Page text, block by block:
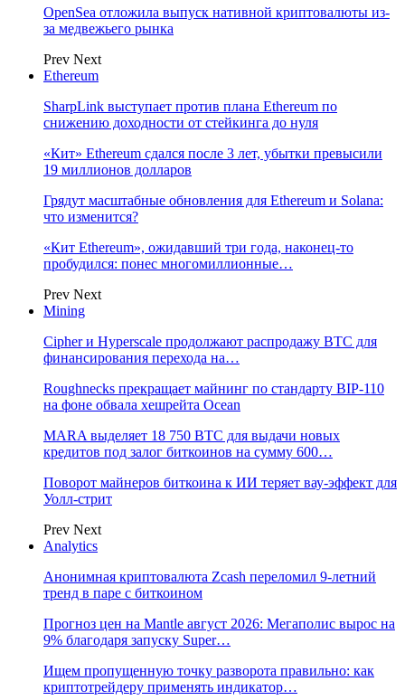
OpenSea отложила выпуск нативной криптовалюты из-
за медвежьего рынка
Prev Next
Ethereum
SharpLink выступает против плана Ethereum по
снижению доходности от стейкинга до нуля
«Кит» Ethereum сдался после 3 лет, убытки превысили
19 миллионов долларов
Грядут масштабные обновления для Ethereum и Solana:
что изменится?
«Кит Ethereum», ожидавший три года, наконец-то
пробудился: понес многомиллионные…
Prev Next
Mining
Cipher и Hyperscale продолжают распродажу BTC для
финансирования перехода на…
Roughnecks прекращает майнинг по стандарту BIP-110
на фоне обвала хешрейта Ocean
MARA выделяет 18 750 BTC для выдачи новых
кредитов под залог биткоинов на сумму 600…
Поворот майнеров биткоина к ИИ теряет вау-эффект для
Уолл-стрит
Prev Next
Analytics
Анонимная криптовалюта Zcash переломил 9-летний
тренд в паре с биткоином
Прогноз цен на Mantle август 2026: Мегаполис вырос на
9% благодаря запуску Super…
Ищем пропущенную точку разворота правильно: как
криптотрейдеру применять индикатор…